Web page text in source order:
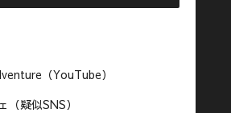
（YouTube）
（疑似SNS）